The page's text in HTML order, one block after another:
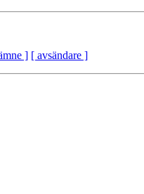
] [ avsändare ]